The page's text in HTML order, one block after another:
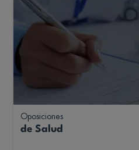
Oposiciones
de Salud